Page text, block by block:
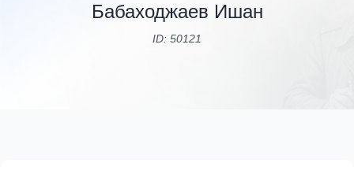
Бабаходжаев Ишан
ID: 50121